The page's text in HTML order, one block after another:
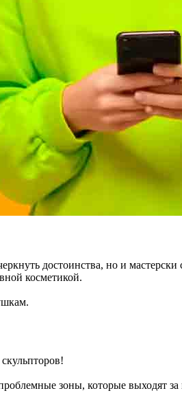
достоинства, но и
косметикой.
зоны, которые выходят